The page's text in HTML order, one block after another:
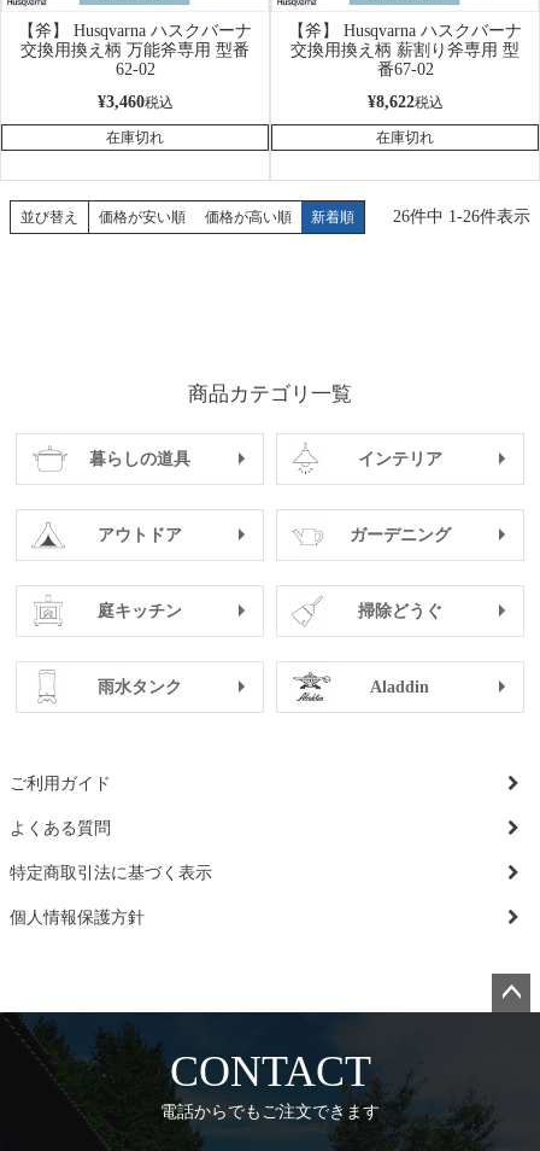
【斧】 Husqvarna ハスクバーナ
交換用換え柄 万能斧専用 型番
62-02
¥3,460税込
在庫切れ
【斧】 Husqvarna ハスクバーナ
交換用換え柄 薪割り斧専用 型
番67-02
¥8,622税込
在庫切れ
並び替え 価格が安い順 価格が高い順 新着順 26件中 1-26件表示
商品カテゴリ一覧
暮らしの道具 インテリア
アウトドア ガーデニング
庭キッチン 掃除どうぐ
雨水タンク Aladdin
ご利用ガイド
よくある質問
特定商取引法に基づく表示
個人情報保護方針
CONTACT
電話からでもご注文できます